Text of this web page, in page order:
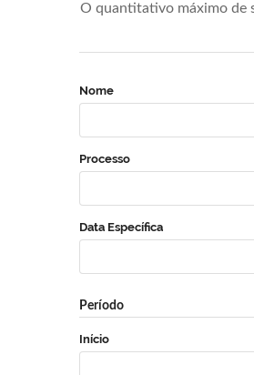
O quantitativo máximo de
Nome
Processo
Data Específica
Período
Início